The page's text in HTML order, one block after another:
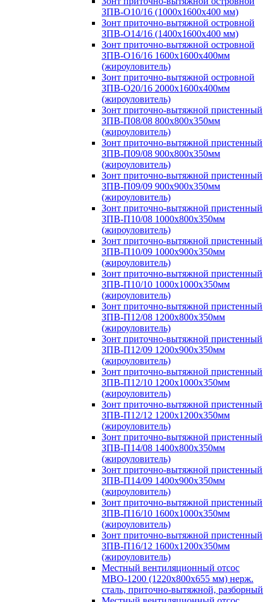
ЗПВ-О10/16 (1000х1600х400 мм)
Зонт приточно-вытяжной островной
ЗПВ-О14/16 (1400х1600х400 мм)
Зонт приточно-вытяжной островной
ЗПВ-О16/16 1600х1600х400мм
(жироуловитель)
Зонт приточно-вытяжной островной
ЗПВ-О20/16 2000х1600х400мм
(жироуловитель)
Зонт приточно-вытяжной пристенный
ЗПВ-П08/08 800х800х350мм
(жироуловитель)
Зонт приточно-вытяжной пристенный
ЗПВ-П09/08 900х800х350мм
(жироуловитель)
Зонт приточно-вытяжной пристенный
ЗПВ-П09/09 900х900х350мм
(жироуловитель)
Зонт приточно-вытяжной пристенный
ЗПВ-П10/08 1000х800х350мм
(жироуловитель)
Зонт приточно-вытяжной пристенный
ЗПВ-П10/09 1000х900х350мм
(жироуловитель)
Зонт приточно-вытяжной пристенный
ЗПВ-П10/10 1000х1000х350мм
(жироуловитель)
Зонт приточно-вытяжной пристенный
ЗПВ-П12/08 1200х800х350мм
(жироуловитель)
Зонт приточно-вытяжной пристенный
ЗПВ-П12/09 1200х900х350мм
(жироуловитель)
Зонт приточно-вытяжной пристенный
ЗПВ-П12/10 1200х1000х350мм
(жироуловитель)
Зонт приточно-вытяжной пристенный
ЗПВ-П12/12 1200х1200х350мм
(жироуловитель)
Зонт приточно-вытяжной пристенный
ЗПВ-П14/08 1400х800х350мм
(жироуловитель)
Зонт приточно-вытяжной пристенный
ЗПВ-П14/09 1400х900х350мм
(жироуловитель)
Зонт приточно-вытяжной пристенный
ЗПВ-П16/10 1600х1000х350мм
(жироуловитель)
Зонт приточно-вытяжной пристенный
ЗПВ-П16/12 1600х1200х350мм
(жироуловитель)
Местный вентиляционный отсос
МВО-1200 (1220х800х655 мм) нерж.
сталь, приточно-вытяжной, разборный